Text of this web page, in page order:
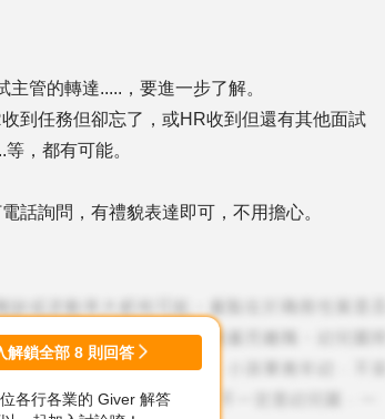
管的轉達.....，要進一步了解。
到任務但卻忘了，或HR收到但還有其他面試
，都有可能。
話詢問，有禮貌表達即可，不用擔心。
解鎖全部 8 則回答
各行各業的 Giver 解答